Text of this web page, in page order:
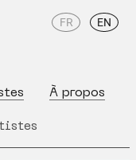
À propos
FR EN